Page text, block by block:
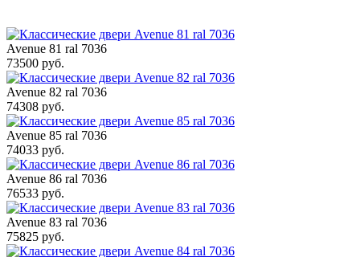
Avenue 81 ral 7036
73500 руб.
Avenue 82 ral 7036
74308 руб.
Avenue 85 ral 7036
74033 руб.
Avenue 86 ral 7036
76533 руб.
Avenue 83 ral 7036
75825 руб.